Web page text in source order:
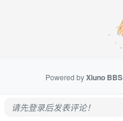
Powered byXiuno BBS
请先登录后发表评论！